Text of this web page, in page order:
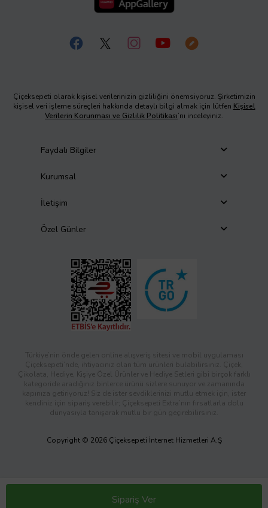
Sipariş Ver
Çiçeksepeti olarak kişisel verilerinizin gizliliğini önemsiyoruz. Şirketimizin
kişisel veri işleme süreçleri hakkında detaylı bilgi almak için lütfen Kişisel
Verilerin Korunması ve Gizlilik Politikası’nı inceleyiniz.
Faydalı Bilgiler
Kurumsal
İletişim
Özel Günler
Türkiye’nin önde gelen online alışveriş sitesi ve mobil uygulaması
Çiçeksepeti’nde, ihtiyacınız olan tüm ürünleri bulabilirsiniz. Çiçek,
Çikolata, Hediye, Kişiye Özel Ürünler ve Hediye Setleri gibi birçok farklı
kategoride aradığınız binlerce ürünü sizlere sunuyor ve zamanında
kapınıza getiriyoruz! Siz de ister sevdiklerinizi mutlu etmek için, ister
kendiniz için sipariş verebilir; Çiçeksepeti Extra’nın fırsatlarla dolu
dünyasıyla tanışarak mutlu bir gün geçirebilirsiniz.
Copyright © 2026 Çiçeksepeti İnternet Hizmetleri A.Ş